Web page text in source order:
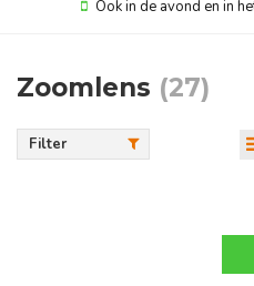
klantenservice
Zoomlens (27)
Filter